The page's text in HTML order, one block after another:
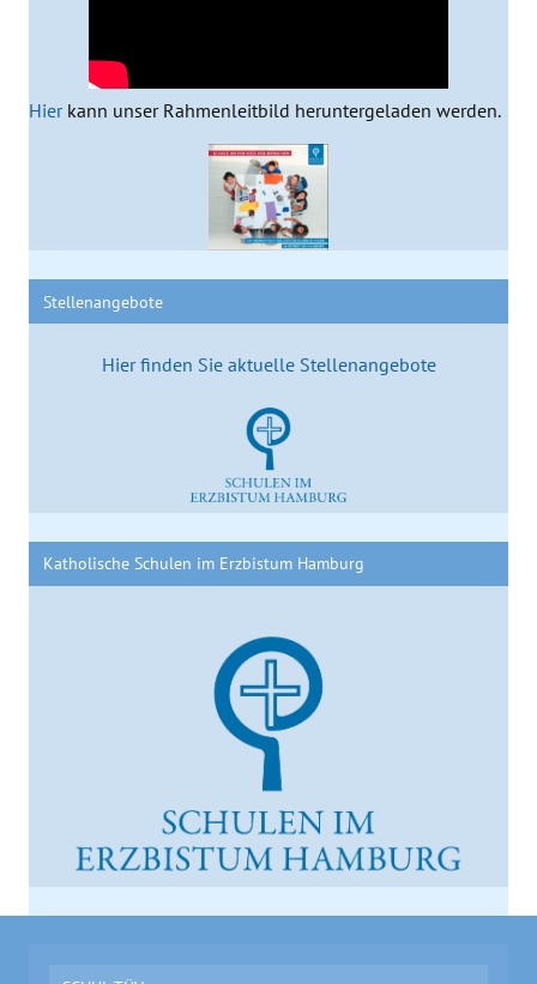
Hierkann unser Rahmenleitbild heruntergeladen werden.
Stellenangebote
Hier finden Sie aktuelle Stellenangebote
Katholische Schulen im Erzbistum Hamburg